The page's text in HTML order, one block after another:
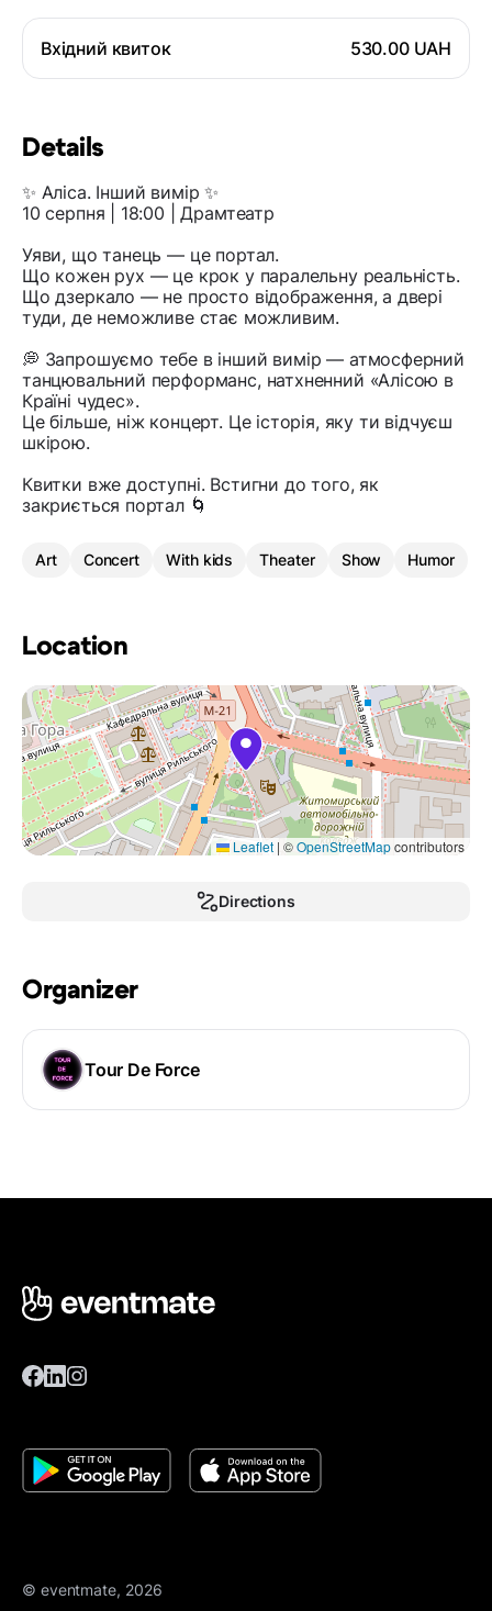
Вхідний квиток 530.00 UAH
Details
✨ Аліса. Інший вимір ✨
10 серпня | 18:00 | Драмтеатр
Уяви, що танець — це портал.
Що кожен рух — це крок у паралельну реальність.
Що дзеркало — не просто відображення, а двері
туди, де неможливе стає можливим.
💭 Запрошуємо тебе в інший вимір — атмосферний
танцювальний перформанс, натхненний «Алісою в
Країні чудес».
Це більше, ніж концерт. Це історія, яку ти відчуєш
шкірою.
Квитки вже доступні. Встигни до того, як
закриється портал 🌀
Art Concert With kids Theater Show Humor
Location
Leaflet | ©OpenStreetMapcontributors
Directions
Organizer
Tour De Force
© eventmate, 2026